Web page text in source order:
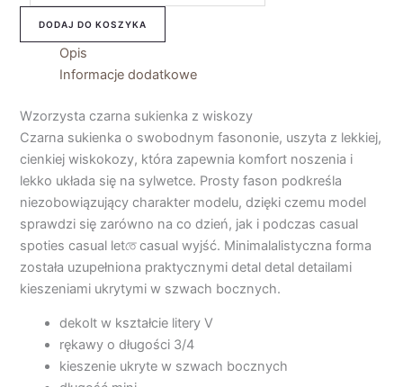
DODAJ DO KOSZYKA
Opis
Informacje dodatkowe
Wzorzysta czarna sukienka z wiskozy
Czarna sukienka o swobodnym fasononie, uszyta z lekkiej,
cienkiej wiskokozy, która zapewnia komfort noszenia i
lekko układa się na sylwetce. Prosty fason podkreśla
niezobowiązujący charakter modelu, dzięki czemu model
sprawdzi się zarówno na co dzień, jak i podczas casual
spoties casual letতে casual wyjść. Minimalalistyczna forma
została uzupełniona praktycznymi detal detal detailami
kieszeniami ukrytymi w szwach bocznych.
dekolt w kształcie litery V
rękawy o długości 3/4
kieszenie ukryte w szwach bocznych